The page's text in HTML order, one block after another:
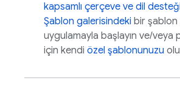
kapsamlı çerçeve ve dil desteği
Şablon galerisindeki bir şablon
uygulamayla başlayın ve/veya
için kendi özel şablonunuzu